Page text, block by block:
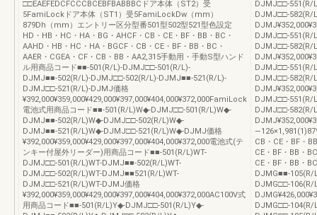
□□EAEFEDCFCCCBCEBFBABBBCドア本体（ST2）受
5FamiLockドア本体（ST1）受5FamiLockDw（mm）
879Dh（mm）エントリー区分型番501型502型521型色設定
HD・HB・HC・HA・BG・AHCF・CB・CE・BF・BB・BC・
AAHD・HB・HC・HA・BGCF・CB・CE・BF・BB・BC・
AAER・CGEA・CF・CB・BB・AA2,315手動用・手動S型ハンド
ル用商品コード■■-501(R/L)-DJMJ□□-501(R/L)-
DJMJ■■-502(R/L)-DJMJ□□-502(R/L)-DJMJ■■-521(R/L)-
DJMJ□□-521(R/L)-DJMJ価格
¥392,000¥359,000¥429,000¥397,000¥404,000¥372,000FamiLock
電池式用商品コード■■-501(R/L)W◆-DJMJ□□-501(R/L)W◆-
DJMJ■■-502(R/L)W◆-DJMJ□□-502(R/L)W◆-
DJMJ■■-521(R/L)W◆-DJMJ□□-521(R/L)W◆-DJMJ価格
¥392,000¥359,000¥429,000¥397,000¥404,000¥372,000電池式(テ
ンキー付屋外リーダー)用商品コード■■-501(R/L)WT-
DJMJ□□-501(R/L)WT-DJMJ■■-502(R/L)WT-
DJMJ□□-502(R/L)WT-DJMJ■■521(R/L)WT-
DJMJ□□-521(R/L)WT-DJMJ価格
¥392,000¥359,000¥429,000¥397,000¥404,000¥372,000AC100V式
用商品コード■■-501(R/L)Y◆-DJMJ□□-501(R/L)Y◆-
DJMJ□□-551(R/
DJMJ□□-582(R/
DJMJ□□-551(R/
DJMJ□□-582(R/
DJMJ□□-551(R/
DJMJ□□-582(R/
DJMJ□□-551(R/
DJMJ□□-582(R/
CB・CE・BF・
CE・BF・BB・
CE・BF・BB・
DJMG■■-105(R/
DJMG□□-106(R/
DJMG□□-